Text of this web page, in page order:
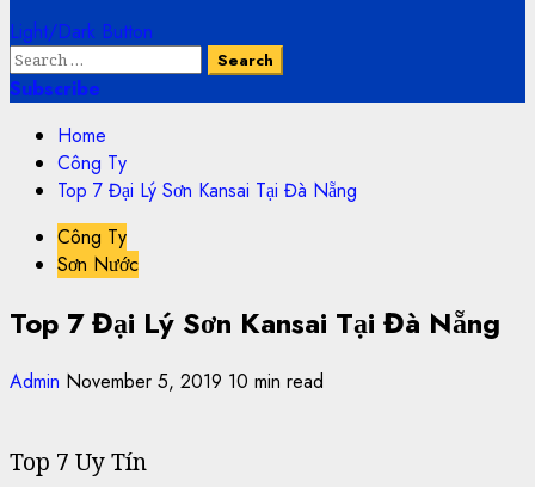
Light/Dark Button
Search
for:
Subscribe
Home
Công Ty
Top 7 Đại Lý Sơn Kansai Tại Đà Nẵng
Công Ty
Sơn Nước
Top 7 Đại Lý Sơn Kansai Tại Đà Nẵng
Admin November 5, 2019 10 min read
Top 7 Uy Tín